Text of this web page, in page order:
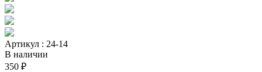
Артикул : 24-14
В наличии
350 ₽